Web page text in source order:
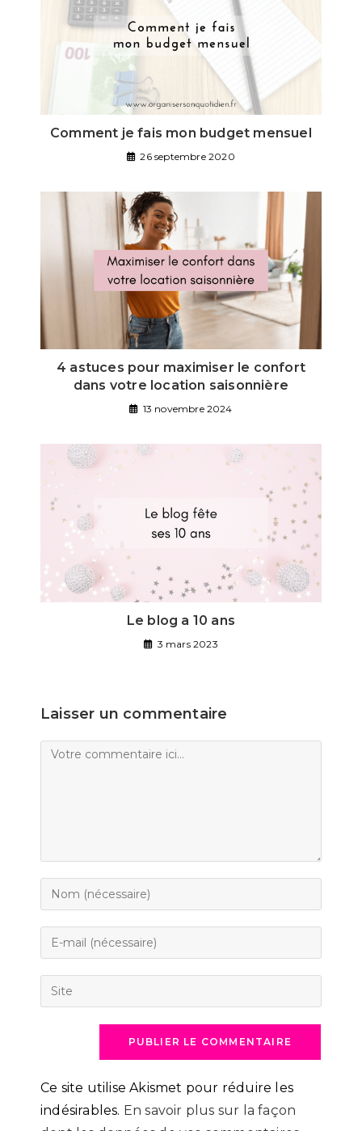
Comment je fais mon budget mensuel
26 septembre 2020
4 astuces pour maximiser le confort
dans votre location saisonnière
13 novembre 2024
Le blog a 10 ans
3 mars 2023
Laisser un commentaire
Comment
Enter
your
name
to
comment
Enter
your
email
address
Saisir
l’URL
(facultatif)
Ce site utilise Akismet pour réduire les
indésirables. En savoir plus sur la façon